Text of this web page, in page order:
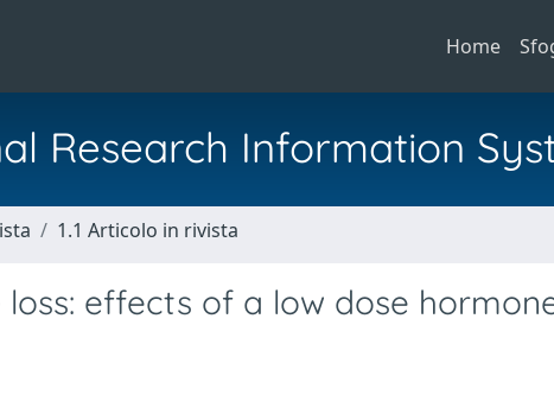
Home
Research Information
1.1 Articolo in rivista
effects of a low dose